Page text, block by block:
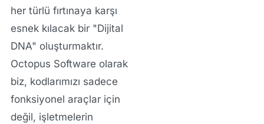
her türlü fırtınaya karşı
esnek kılacak bir "Dijital
DNA" oluşturmaktır.
Octopus Software olarak
biz, kodlarımızı sadece
fonksiyonel araçlar için
değil, işletmelerin